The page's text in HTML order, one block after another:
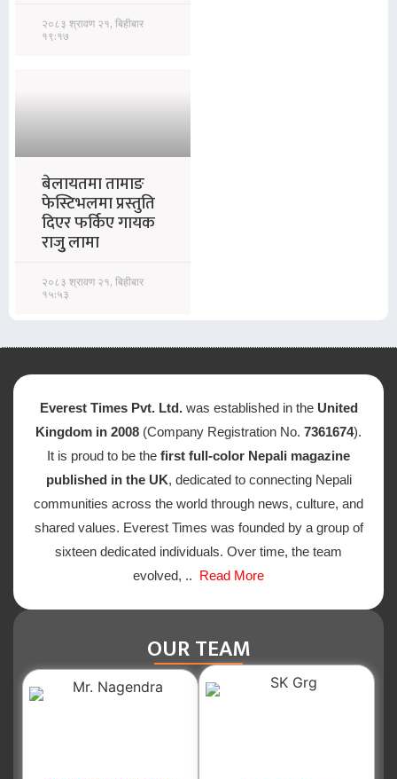
२०८३ श्रावण २१, बिहीबार
१९:१७
बेलायतमा तामाङ
फेस्टिभलमा प्रस्तुति
दिएर फर्किए गायक
राजुु लामा
२०८३ श्रावण २१, बिहीबार
१५:५३
Everest Times Pvt. Ltd. was established in the United
Kingdom in 2008 (Company Registration No. 7361674).
It is proud to be the first full-color Nepali magazine
published in the UK, dedicated to connecting Nepali
communities across the world through news, culture, and
shared values. Everest Times was founded by a group of
sixteen dedicated individuals. Over time, the team
evolved, .. Read More
OUR TEAM